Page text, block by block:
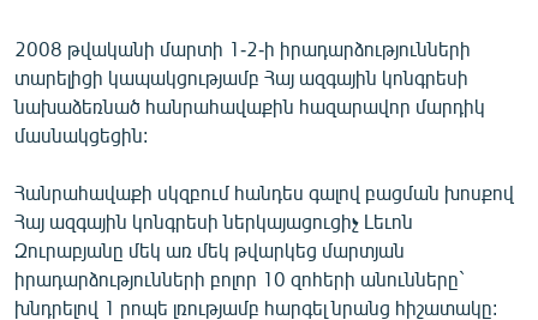
ՄՇԱԿՈՒՅԹ
ՍՊՈՐՏ
ՏՏ ԵՒ ԻՆՏԵՐՆԵՏ
ԿՈՐՈՆԱՎԻՐՈՒՍ
ԱՐԽԻՎ
2008 թվականի մարտի 1-2-ի իրադարձությունների
տարելիցի կապակցությամբ Հայ ազգային կոնգրեսի
նախաձեռնած հանրահավաքին հազարավոր մարդիկ
մասնակցեցին:
Հանրահավաքի սկզբում հանդես գալով բացման խոսքով
Հայ ազգային կոնգրեսի ներկայացուցիչ Լեւոն
Զուրաբյանը մեկ առ մեկ թվարկեց մարտյան
իրադարձությունների բոլոր 10 զոհերի անունները`
խնդրելով 1 րոպե լռությամբ հարգել նրանց հիշատակը: